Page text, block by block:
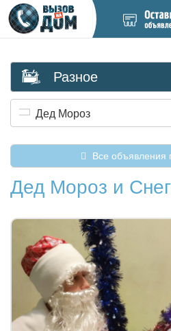
новое
Разное
Дед Мороз
Все объявления
Дед Мороз и